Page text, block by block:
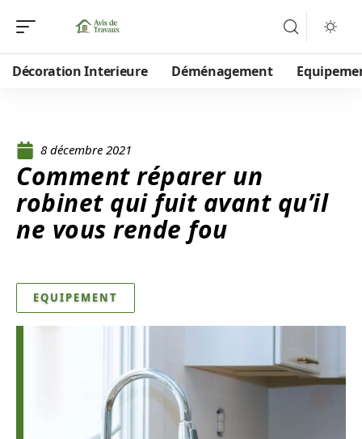
Décoration Interieure Déménagement
8 décembre 2021
Comment réparer un
robinet qui fuit avant qu’il
ne vous rende fou
EQUIPEMENT